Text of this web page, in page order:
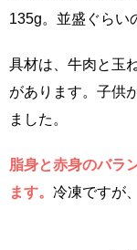
135g。並盛ぐらい
具材は、牛肉と玉
があります。子供
ました。
脂身と赤身のバラ
ます。 冷凍ですが